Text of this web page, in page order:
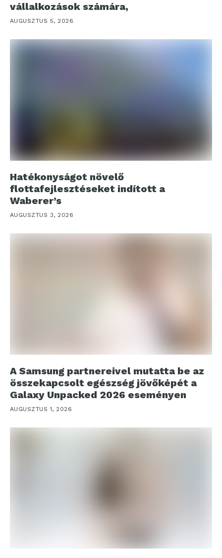
vállalkozások számára,
AUGUSZTUS 5, 2026
Hatékonyságot növelő
flottafejlesztéseket indított a
Waberer’s
AUGUSZTUS 3, 2026
A Samsung partnereivel mutatta be az
összekapcsolt egészség jövőképét a
Galaxy Unpacked 2026 eseményen
AUGUSZTUS 1, 2026